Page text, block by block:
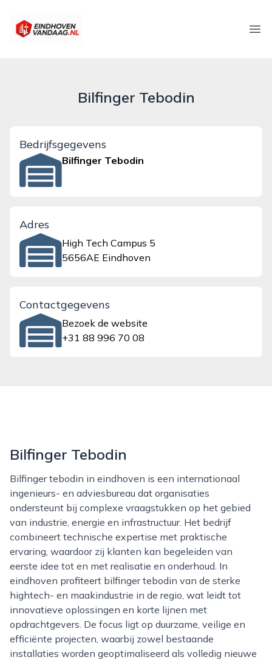
eindhovenvandaag.nl
Bilfinger Tebodin
Bedrijfsgegevens
Bilfinger Tebodin
Adres
High Tech Campus 5
5656AE Eindhoven
Contactgegevens
Bezoek de website
+31 88 996 70 08
Bilfinger Tebodin
Bilfinger tebodin in eindhoven is een internationaal
ingenieurs- en adviesbureau dat organisaties
ondersteunt bij complexe vraagstukken op het gebied
van industrie, energie en infrastructuur. Het bedrijf
combineert technische expertise met praktische
ervaring, waardoor zij klanten kan begeleiden van
eerste idee tot en met realisatie en onderhoud. In
eindhoven profiteert bilfinger tebodin van de sterke
hightech- en maakindustrie in de regio, wat leidt tot
innovatieve oplossingen en korte lijnen met
opdrachtgevers. De focus ligt op duurzame, veilige en
efficiënte projecten, waarbij zowel bestaande
installaties worden geoptimaliseerd als volledig nieuwe